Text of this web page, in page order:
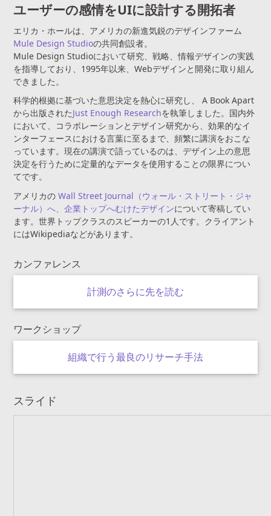
ユーザーの感情をUIに設計する開拓者
エリカ・ホールは、アメリカの新進気鋭のデザインファーム
Mule Design Studioの共同創設者。
Mule Design Studioにおいて研究、戦略、情報デザインの実践
を指導しており、1995年以来、Webデザインと開発に取り組ん
できました。
科学的根拠に基づいた意思決定を熱心に研究し、 A Book Apart
から出版されたJust Enough Researchを執筆しました。国内外
において、コラボレーションとデザイン研究から、効果的なイ
ンターフェースにおける言葉に至るまで、頻繁に講演をおこな
っています。現在の講演で語っているのは、デザイン上の意思
決定を行うために定量的なデータを使用することの限界につい
てです。
アメリカの Wall Street Journal（ウォール・ストリート・ジャ
ーナル）へ、企業トップへむけたデザインについて寄稿してい
ます。世界トップクラスのスピーカーの1人です。クライアント
にはWikipediaなどがあります。
カンファレンス
計測のさらに先を読む
ワークショップ
組織で行う最良のリサーチ手法
スライド